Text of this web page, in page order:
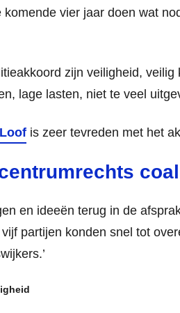
komende vier jaar doen wat
zijn veiligheid,
lage lasten, niet te veel
is zeer tevreden met het
en ideeën terug in de
partijen konden snel tot